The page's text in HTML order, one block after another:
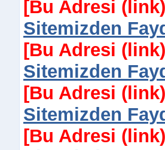
[Bu Adresi
Sitemizden
[Bu Adresi
Sitemizden
[Bu Adresi
Sitemizden
[Bu Adresi